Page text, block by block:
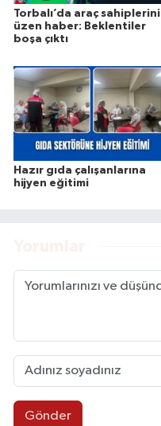
Torbalı’da araç sahiplerini
üzen haber: Beklentiler
boşa çıktı
Hazır gıda çalışanlarına
hijyen eğitimi
Gönder